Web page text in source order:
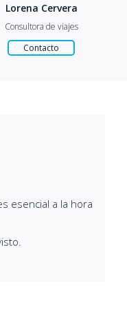
Isabel Mestres
Consultora de viajes
Contacto
esencial a la hora